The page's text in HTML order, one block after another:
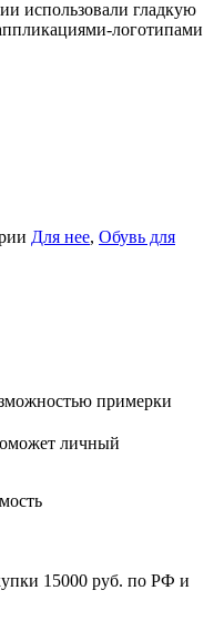
использовали гладкую
логотипами
Для нее, Обувь для
примерки
личный
15000 руб. по РФ и